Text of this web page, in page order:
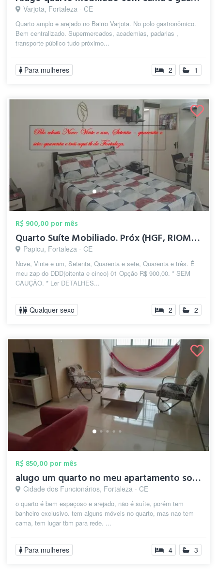
Varjota, Fortaleza - CE
Quarto amplo e arejado no Bairro Varjota. No polo gastronômico.
Bem centralizado. Supermercados, academias, padarias ,
transporte público tudo próximo...
Para mulheres 2 1
R$ 900,00 por mês
Quarto Suíte Mobiliado. Próx (HGF, RIOMA...
Papicu, Fortaleza - CE
Nove, Vinte e um, Setenta, Quarenta e sete, Quarenta e três. É
meu zap do DDD(oitenta e cinco) 01 Opção R$ 900,00. * SEM
CAUÇÃO. * Ler DETALHES...
Qualquer sexo 2 2
R$ 850,00 por mês
alugo um quarto no meu apartamento so pa...
Cidade dos Funcionários, Fortaleza - CE
o quarto é bem espaçoso e arejado, não é suíte, porém tem
banheiro exclusivo. tem alguns móveis no quarto, mas nao tem
cama, tem lugar tbm para rede. ...
Para mulheres 4 3